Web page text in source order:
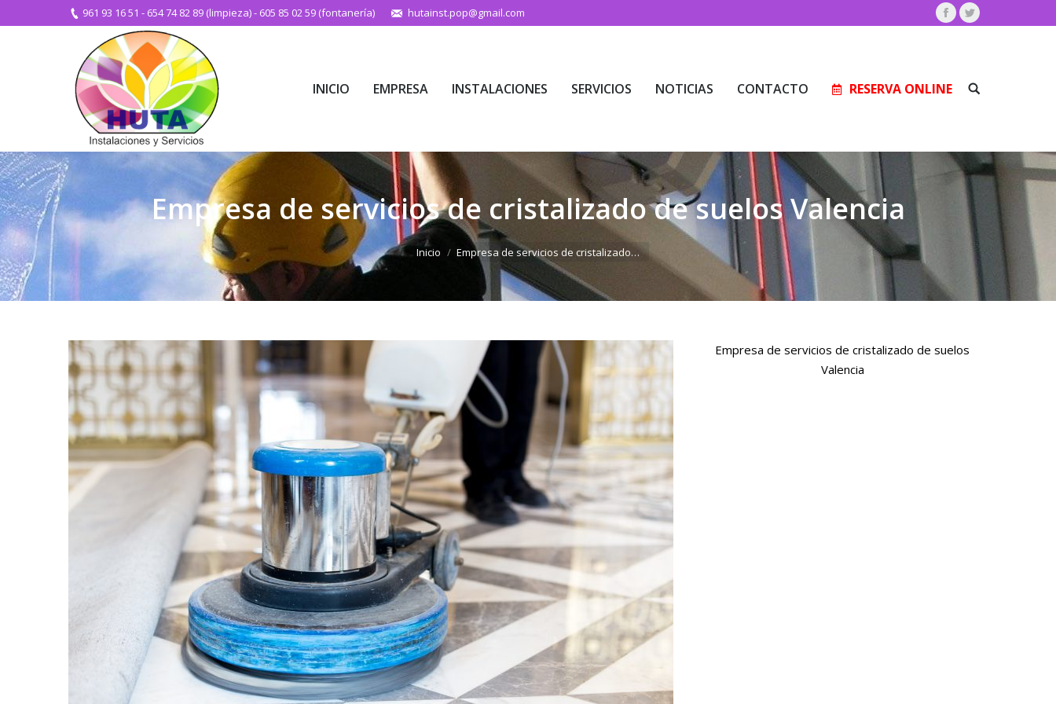
961 93 16 51 - 654 74 82 89 (limpieza)- 605 85 02 59 (fontanería) hutainst.pop@gmail.com Facebook
Twitter
INICIO EMPRESA INSTALACIONES SERVICIOS NOTICIAS CONTACTO RESERVA ONLINE Buscar:
Empresa de servicios de cristalizado de suelos Valencia
Estás aquí:
Inicio Empresa de servicios de cristalizado…
Empresa de servicios de cristalizado de suelos
Valencia